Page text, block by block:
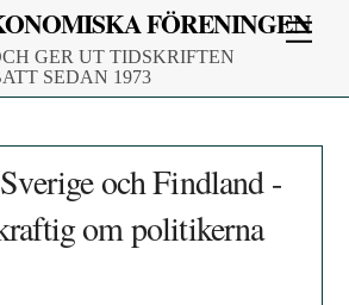
FÖRENINGEN
GER UT TIDSKRIFTEN
SEDAN 1973
och Findland -
om politikerna